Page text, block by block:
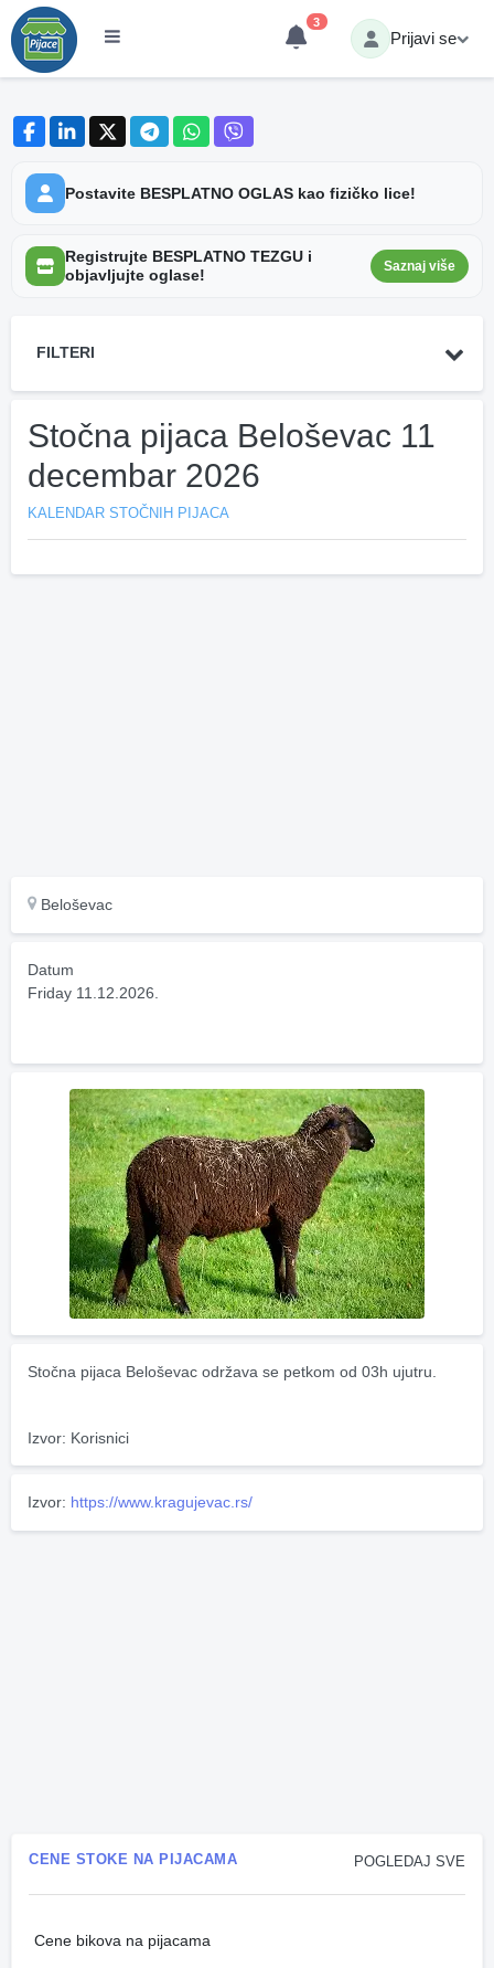
3
Prijavi se
Postavite BESPLATNO OGLAS kao fizičko lice!
Registrujte BESPLATNO TEZGU i
objavljujte oglase!
Saznaj više
FILTERI
Stočna pijaca Beloševac 11
decembar 2026
KALENDAR STOČNIH PIJACA
Beloševac
Datum
Friday 11.12.2026.
Stočna pijaca Beloševac održava se petkom od 03h ujutru.
Izvor: Korisnici
Izvor: https://www.kragujevac.rs/
POGLEDAJ SVE
CENE STOKE NA PIJACAMA
Cene bikova na pijacama